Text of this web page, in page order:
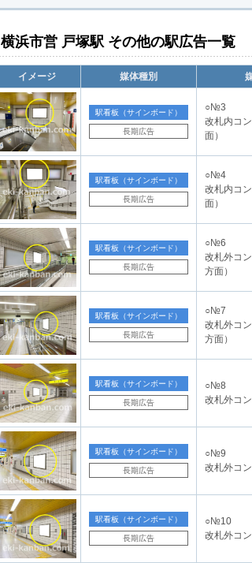
横浜市営 戸塚駅 その他の駅広告一覧
イメージ 媒体種別
駅看板（サインボード）
長期広告
○№3
改札内コ
面）
駅看板（サインボード）
長期広告
○№4
改札内コ
面）
駅看板（サインボード）
長期広告
○№6
改札外コ
方面）
駅看板（サインボード）
長期広告
○№7
改札外コ
方面）
駅看板（サインボード）
長期広告
○№8
改札外コ
駅看板（サインボード）
長期広告
○№9
改札外コ
駅看板（サインボード）
長期広告
○№10
改札外コ